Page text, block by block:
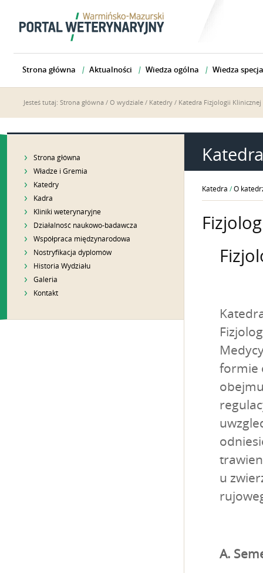
Strona główna Aktualności Wiedza ogólna Wiedza
Jesteś tutaj: Strona główna / O wydziale / Katedry / Katedra Fizjologii Klinicznej
Strona główna
Władze i Gremia
Katedry
Kadra
Kliniki weterynaryjne
Działalność naukowo-badawcza
Współpraca międzynarodowa
Nostryfikacja dyplomów
Historia Wydziału
Galeria
Kontakt
Katedra / O
formie
u
A.